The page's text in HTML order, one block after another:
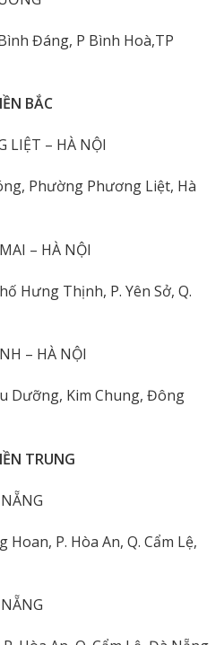
Đáng, P Bình Hoà,TP
BẮC
LIỆT – HÀ NỘI
Phường Phương Liệt, Hà
– HÀ NỘI
Hưng Thịnh, P. Yên Sở, Q.
– HÀ NỘI
Dưỡng, Kim Chung, Đông
TRUNG
P. Hòa An, Q. Cẩm Lệ,